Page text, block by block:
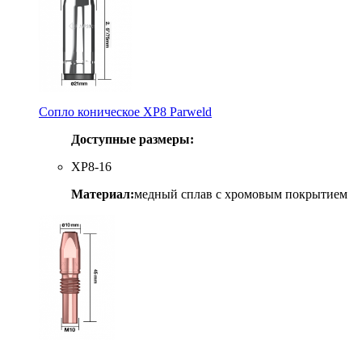
Сопло коническое XP8 Parweld
Доступные размеры:
XP8-16
Материал:медный сплав с хромовым покрытием